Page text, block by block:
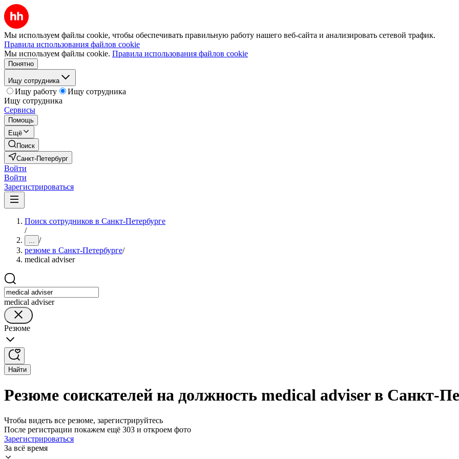
Мы используем файлы cookie, чтобы обеспечивать правильную работу нашего веб-сайта и анализировать сетевой трафик.
Правила использования файлов cookie
Мы используем файлы cookie. Правила использования файлов cookie
Понятно
Ищу сотрудника
Ищу работу
Ищу сотрудника
Ищу сотрудника
Сервисы
Помощь
Ещё
Поиск
Санкт-Петербург
Войти
Войти
Зарегистрироваться
Поиск сотрудников в Санкт-Петербурге
/
... /
резюме в Санкт-Петербурге/
medical adviser
medical adviser
Резюме
Найти
Резюме соискателей на должность medical adviser в Санкт-
Чтобы видеть все резюме, зарегистрируйтесь
После регистрации покажем ещё 303 и откроем фото
Зарегистрироваться
За всё время